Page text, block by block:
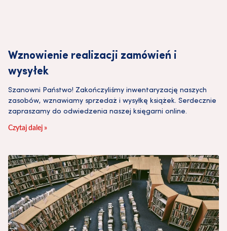
Wznowienie realizacji zamówień i
wysyłek
Szanowni Państwo! Zakończyliśmy inwentaryzację naszych
zasobów, wznawiamy sprzedaż i wysyłkę książek. Serdecznie
zapraszamy do odwiedzenia naszej księgarni online.
Czytaj dalej »